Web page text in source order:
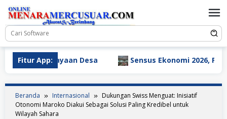
Loncat
konten
Fitur App:Desa Sensus Ekonomi 2026, Pemprov
Beranda Internasional
Dukungan Swiss Menguat: Inisiatif
Otonomi Maroko Diakui Sebagai Solusi Paling Kredibel untuk
Wilayah Sahara